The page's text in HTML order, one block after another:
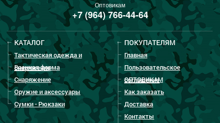
Оптовикам
+7 (964) 766-44-64
КАТАЛОГ
Тактическая одежда и
снаряжение
Военная форма
Снаряжение
Оружие и аксессуары
Сумки - Рюкзаки
ПОКУПАТЕЛЯМ
Главная
Пользовательское
соглашение
ОПТОВИКАМ
Как заказать
Доставка
Контакты